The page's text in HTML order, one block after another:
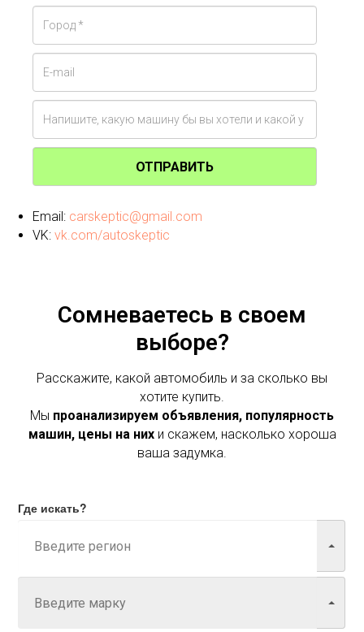
ОТПРАВИТЬ
Email: carskeptic@gmail.com
VK: vk.com/autoskeptic
Сомневаетесь в своем
выборе?
Расскажите, какой автомобиль и за сколько вы
хотите купить.
Мы проанализируем объявления, популярность
машин, цены на нихи скажем, насколько хороша
ваша задумка.
Где искать?